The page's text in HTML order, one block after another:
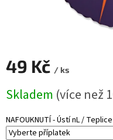
49 Kč / ks
cena:
Skladem (více než
NAFOUKNUTÍ - Ústí nL /